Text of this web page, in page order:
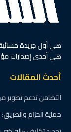
هي أحدى إصدارات
أحدث المقالات
التضامن تدعم تطوير
حماية الحزام